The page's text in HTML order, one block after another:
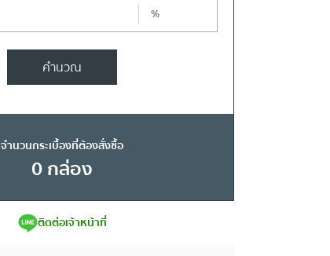
%
คำนวณ
จำนวนกระเบื้องที่ต้องสั่งซื้อ
0กล่อง
ติดต่อเจ้าหน้าที่